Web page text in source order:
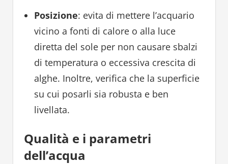
Posizione: evita di mettere l’acquario
vicino a fonti di calore o alla luce
diretta del sole per non causare sbalzi
di temperatura o eccessiva crescita di
alghe. Inoltre, verifica che la superficie
su cui posarli sia robusta e ben
livellata.
Qualità e i parametri
dell’acqua